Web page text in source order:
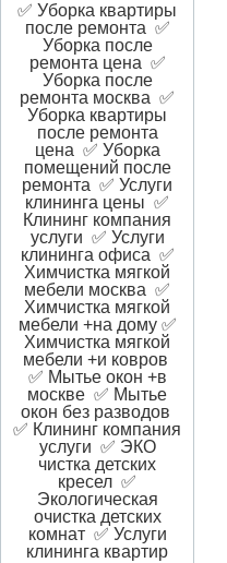
✅ Уборка квартиры
после ремонта ✅
Уборка после
ремонта цена ✅
Уборка после
ремонта москва ✅
Уборка квартиры
после ремонта
цена ✅ Уборка
помещений после
ремонта ✅ Услуги
клининга цены ✅
Клининг компания
услуги ✅ Услуги
клининга офиса ✅
Химчистка мягкой
мебели москва ✅
Химчистка мягкой
мебели +на дому ✅
Химчистка мягкой
мебели +и ковров
✅ Мытье окон +в
москве ✅ Мытье
окон без разводов
✅ Клининг компания
услуги ✅ ЭКО
чистка детских
кресел ✅
Экологическая
очистка детских
комнат ✅ Услуги
клининга квартир